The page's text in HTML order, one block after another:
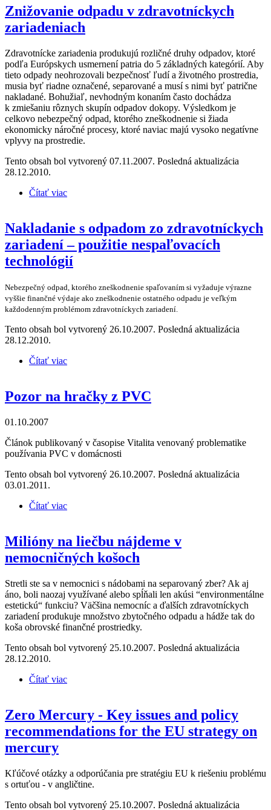
Znižovanie odpadu v zdravotníckych
zariadeniach
Zdravotnícke zariadenia produkujú rozličné druhy odpadov, ktoré
podľa Európskych usmernení patria do 5 základných kategórií. Aby
tieto odpady neohrozovali bezpečnosť ľudí a životného prostredia,
musia byť riadne označené, separované a musí s nimi byť patrične
nakladané. Bohužiaľ, nevhodným konaním často dochádza
k zmiešaniu rôznych skupín odpadov dokopy. Výsledkom je
celkovo nebezpečný odpad, ktorého zneškodnenie si žiada
ekonomicky náročné procesy, ktoré naviac majú vysoko negatívne
vplyvy na prostredie.
Tento obsah bol vytvorený 07.11.2007. Posledná aktualizácia
28.12.2010.
Čítať viac
Nakladanie s odpadom zo zdravotníckych
zariadení – použitie nespaľovacích
technológií
Nebezpečný odpad, ktorého zneškodnenie spaľovaním si vyžaduje výrazne
vyššie finančné výdaje ako zneškodnenie ostatného odpadu je veľkým
každodenným problémom zdravotníckych zariadení.
Tento obsah bol vytvorený 26.10.2007. Posledná aktualizácia
28.12.2010.
Čítať viac
Pozor na hračky z PVC
01.10.2007
Článok publikovaný v časopise Vitalita venovaný problematike
používania PVC v domácnosti
Tento obsah bol vytvorený 26.10.2007. Posledná aktualizácia
03.01.2011.
Čítať viac
Milióny na liečbu nájdeme v
nemocničných košoch
Stretli ste sa v nemocnici s nádobami na separovaný zber? Ak aj
áno, boli naozaj využívané alebo spĺňali len akúsi “environmentálne
estetickú“ funkciu? Väčšina nemocníc a ďalších zdravotníckych
zariadení produkuje množstvo zbytočného odpadu a hádže tak do
koša obrovské finančné prostriedky.
Tento obsah bol vytvorený 25.10.2007. Posledná aktualizácia
28.12.2010.
Čítať viac
Zero Mercury - Key issues and policy
recommendations for the EU strategy on
mercury
Kľúčové otázky a odporúčania pre stratégiu EU k riešeniu problému
s ortuťou - v angličtine.
Tento obsah bol vytvorený 25.10.2007. Posledná aktualizácia